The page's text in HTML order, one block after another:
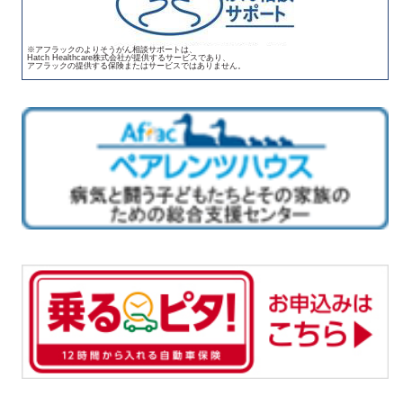
※アフラックのよりそうがん相談サポートは、
Hatch Healthcare株式会社が提供するサービスであり、
アフラックの提供する保険またはサービスではありません。